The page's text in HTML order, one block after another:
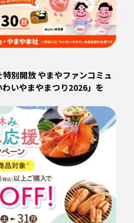
別開放 やまやファンコミュ
いやまやまつり2026」を